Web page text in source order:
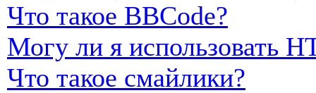
Что такое BBCode?
Могу ли я использовать
Что такое смайлики?